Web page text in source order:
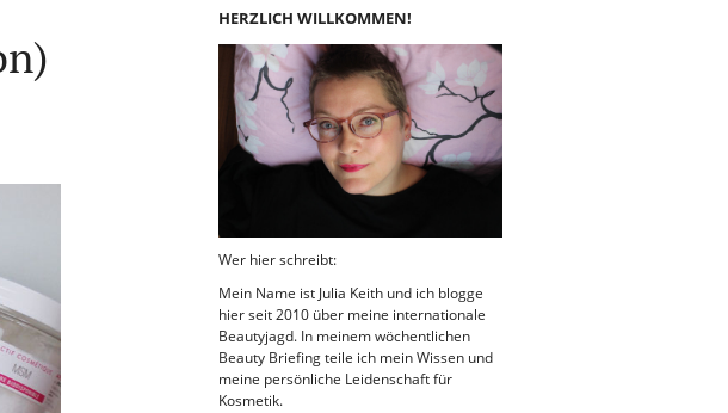
HERZLICH WILLKOMMEN!
Wer hier schreibt:
Mein Name ist Julia Keith und ich blogge
hier seit 2010 über meine internationale
Beautyjagd. In meinem wöchentlichen
Beauty Briefing teile ich mein Wissen und
meine persönliche Leidenschaft für
Kosmetik.